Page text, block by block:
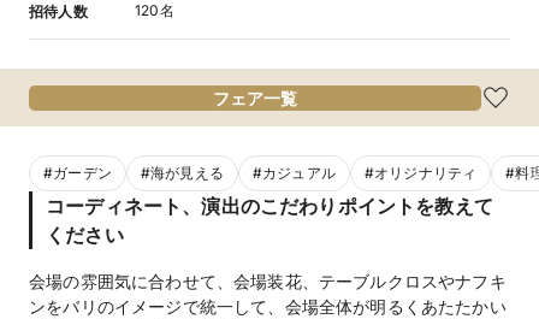
招待人数 120名
フェア一覧
#ガーデン #海が見える #カジュアル #オリジナリティ #料
コーディネート、演出のこだわりポイントを教えて
ください
会場の雰囲気に合わせて、会場装花、テーブルクロスやナフキ
ンをバリのイメージで統一して、会場全体が明るくあたたかい